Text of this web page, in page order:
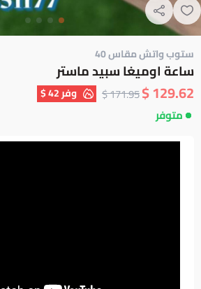
ستوب واتش مقاس 40
ساعة اوميغا سبيد ماستر
129.62 $
171.95 $ وفر42 $
متوفر